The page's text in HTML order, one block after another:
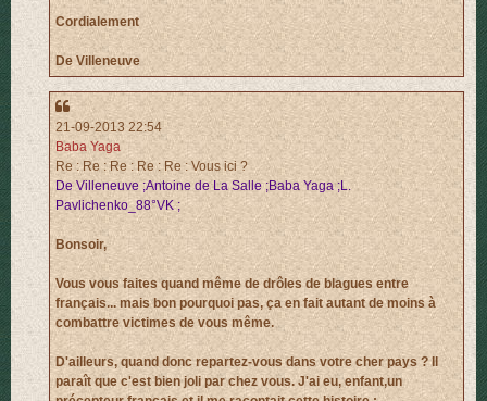
Cordialement
De Villeneuve
21-09-2013 22:54
Baba Yaga
Re : Re : Re : Re : Re : Vous ici ?
De Villeneuve ;Antoine de La Salle ;Baba Yaga ;L.
Pavlichenko_88°VK ;
Bonsoir,
Vous vous faites quand même de drôles de blagues entre
français... mais bon pourquoi pas, ça en fait autant de moins à
combattre victimes de vous même.
D'ailleurs, quand donc repartez-vous dans votre cher pays ? Il
paraît que c'est bien joli par chez vous. J'ai eu, enfant,un